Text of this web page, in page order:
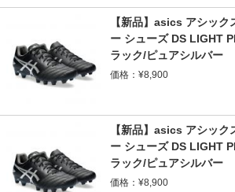
【新品】asics アシッ
ー シューズ DS LIGHT
ラック/ピュアシルバー
価格：¥8,900
【新品】asics アシッ
ー シューズ DS LIGHT
ラック/ピュアシルバー
価格：¥8,900